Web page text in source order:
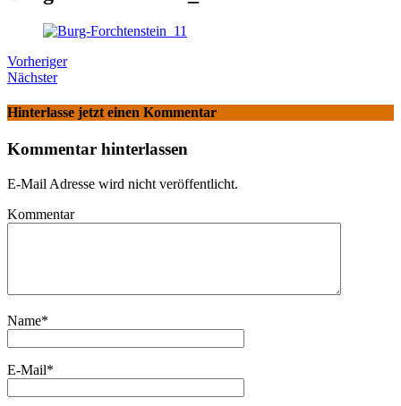
Vorheriger
Nächster
Hinterlasse jetzt einen Kommentar
Kommentar hinterlassen
E-Mail Adresse wird nicht veröffentlicht.
Kommentar
Name*
E-Mail*